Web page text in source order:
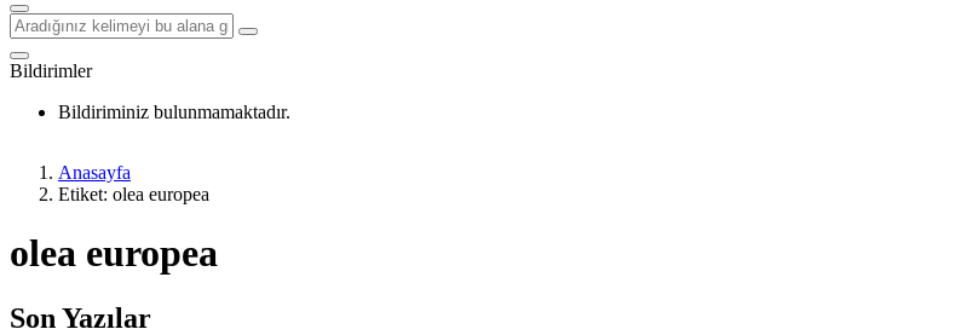
Bildirimler
Bildiriminiz bulunmamaktadır.
Anasayfa
Etiket: olea europea
olea europea
Son Yazılar